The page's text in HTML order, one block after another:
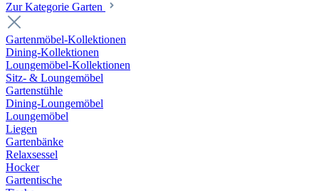
Zur Kategorie Garten
Gartenmöbel-Kollektionen
Dining-Kollektionen
Loungemöbel-Kollektionen
Sitz- & Loungemöbel
Gartenstühle
Dining-Loungemöbel
Loungemöbel
Liegen
Gartenbänke
Relaxsessel
Hocker
Gartentische